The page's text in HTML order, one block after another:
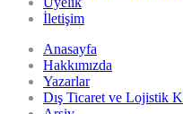
İletişim
Anasayfa
Hakkımızda
Yazarlar
Dış Ticaret ve Lojistik